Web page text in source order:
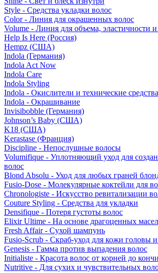
Style - Средства укладки волос
Color - Линия для окрашенных волос
Volume - Линия для объема, эластичности
Help Is Here (Россия)
Hempz (США)
Indola (Германия)
Indola Act Now
Indola Care
Indola Styling
Indola - Окислители и технические средства
Indola - Окрашивание
Invisibobble (Германия)
Johnson’s Baby (США)
K18 (США)
Kerastase (Франция)
Discipline - Непослушные волосы
Volumifique - Уплотняющий уход для
волос
Blond Absolu - Уход для любых граней
Fusio-Dose - Молекулярные коктейли для
Chronologiste - Искусство ревитализации
Couture Styling - Средства для укладки
Densifique - Потеря густоты волос
Elixir Ultime - На основе драгоценных масел
Fresh Affair - Сухой шампунь
Fusio-Scrub - Скраб-уход для кожи головы
Genesis - Гамма против выпадения волос
Initialiste - Красота волос от корней до
Nutritive - Для сухих и чувствительных